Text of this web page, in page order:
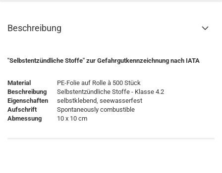
Beschreibung
"Selbstentzündliche Stoffe" zur Gefahrgutkennzeichnung nach IATA
Material
PE-Folie auf Rolle à 500 Stück
Beschreibung
Selbstentzündliche Stoffe - Klasse 4.2
Eigenschaften
selbstklebend, seewasserfest
Aufschrift
Spontaneously combustible
Abmessung
10 x 10 cm